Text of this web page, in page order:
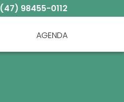
(47) 98455-0112
AGENDA